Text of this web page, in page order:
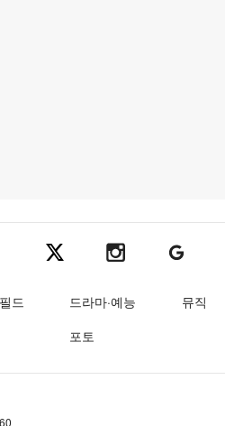
TV
시아 페이스북텐아시아 엑스텐아시아 인스타그램
텐아시아
드 드라마·예능
뮤직
포토